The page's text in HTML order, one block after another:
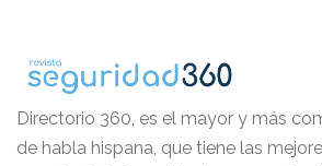
Directorio 360, es el mayor y más
de habla hispana, que tiene las